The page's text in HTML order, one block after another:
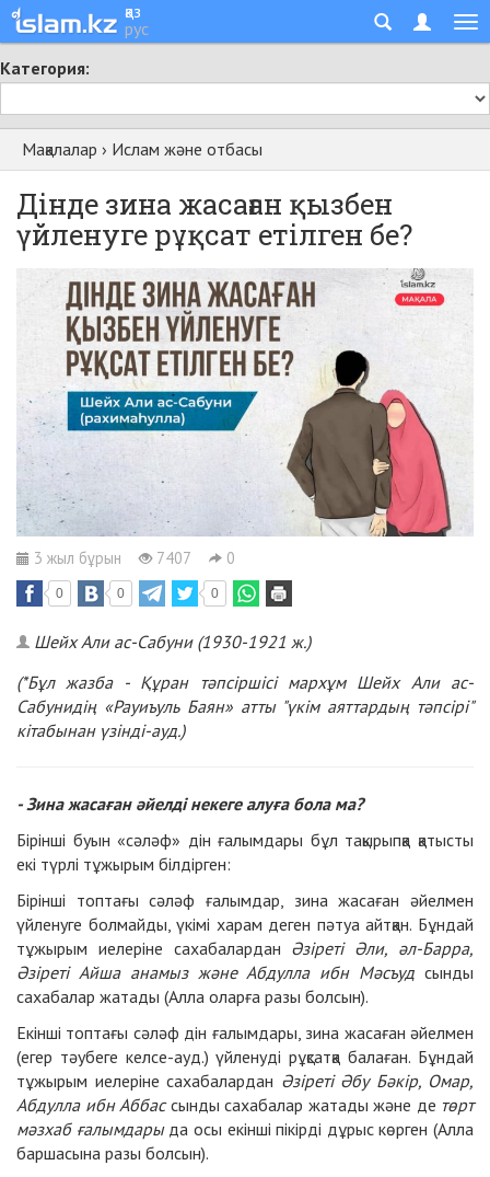
қаз
рус
Категория:
Мақалалар › Ислам және отбасы
Дінде зина жасаған қызбен
үйленуге рұқсат етілген бе?
3 жыл бұрын 7407 0
0 0 0
Шейх Али ас-Сабуни (1930-1921 ж.)
(*Бұл жазба - Құран тәпсіршісі мархұм Шейх Али ас-
Сабунидің «Рауиъуль Баян» атты "үкім аяттардың тәпсірі"
кітабынан үзінді-ауд.)
- Зина жасаған әйелді некеге алуға бола ма?
Бірінші буын «сәләф» дін ғалымдары бұл тақырыпқа қатысты
екі түрлі тұжырым білдірген:
Бірінші топтағы сәләф ғалымдар, зина жасаған әйелмен
үйленуге болмайды, үкімі харам деген пәтуа айтқан. Бұндай
тұжырым иелеріне сахабалардан Әзіреті Әли, әл-Барра,
Әзіреті Айша анамыз және Абдулла ибн Мәсъуд сынды
сахабалар жатады (Алла оларға разы болсын).
Екінші топтағы сәләф дін ғалымдары, зина жасаған әйелмен
(егер тәубеге келсе-ауд.) үйленуді рұқсатқа балаған. Бұндай
тұжырым иелеріне сахабалардан Әзіреті Әбу Бәкір, Омар,
Абдулла ибн Аббассынды сахабалар жатады және де төрт
мәзхаб ғалымдарыда осы екінші пікірді дұрыс көрген (Алла
баршасына разы болсын).